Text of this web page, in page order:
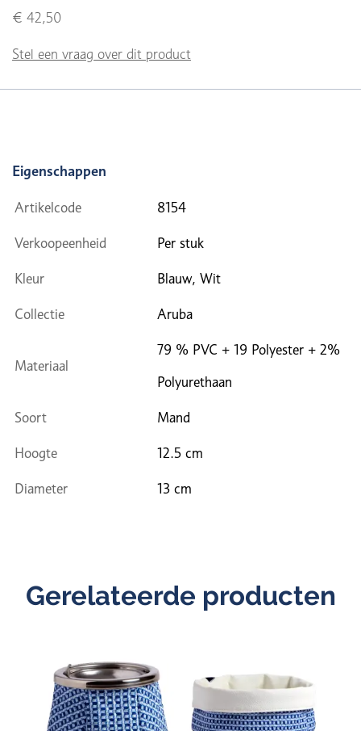
€ 42,50
Stel een vraag over dit product
Eigenschappen
Artikelcode 8154
Verkoopeenheid Per stuk
Kleur Blauw, Wit
Collectie Aruba
Materiaal
79 % PVC + 19 Polyester + 2%
Polyurethaan
Soort Mand
Hoogte 12.5 cm
Diameter 13 cm
Gerelateerde producten